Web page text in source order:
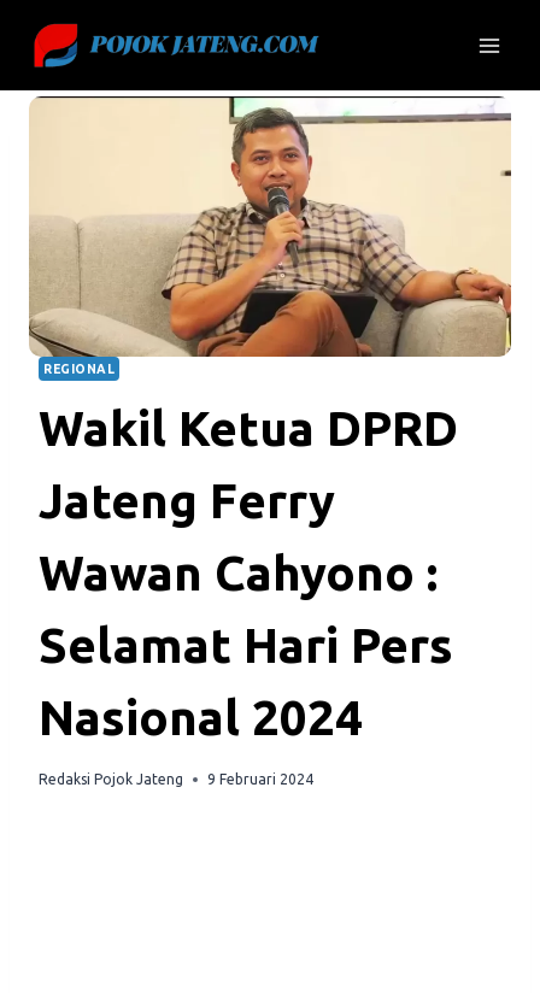
content
REGIONAL
Wakil Ketua DPRD
Jateng Ferry
Wawan Cahyono :
Selamat Hari Pers
Nasional 2024
Redaksi Pojok Jateng 9 Februari 2024